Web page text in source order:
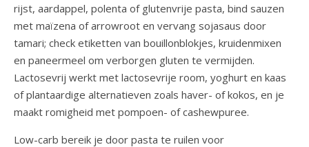
rijst, aardappel, polenta of glutenvrije pasta, bind sauzen
met maïzena of arrowroot en vervang sojasaus door
tamari; check etiketten van bouillonblokjes, kruidenmixen
en paneermeel om verborgen gluten te vermijden.
Lactosevrij werkt met lactosevrije room, yoghurt en kaas
of plantaardige alternatieven zoals haver- of kokos, en je
maakt romigheid met pompoen- of cashewpuree.
Low-carb bereik je door pasta te ruilen voor